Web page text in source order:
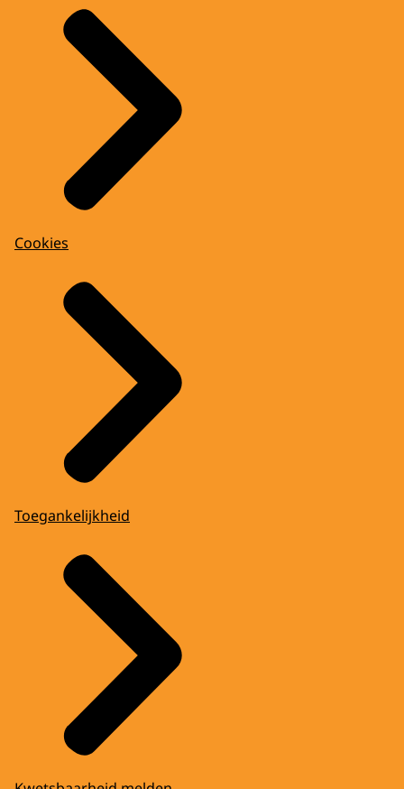
Cookies
Toegankelijkheid